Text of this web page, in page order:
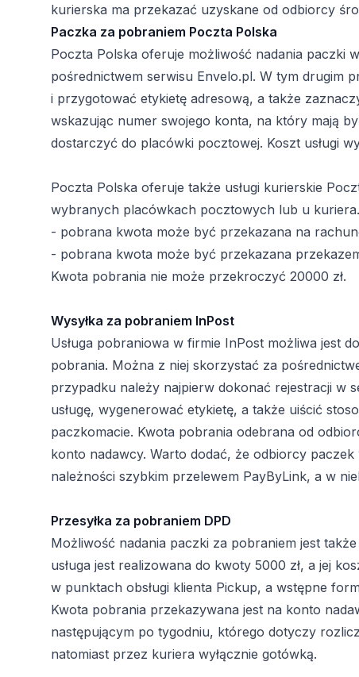
kurierska ma przekazać uzyskane od odbiorcy
Paczka za pobraniem Poczta Polska
Poczta Polska oferuje możliwość nadania paczki
pośrednictwem serwisu Envelo.pl. W tym drugim
i przygotować etykietę adresową, a także
wskazując numer swojego konta, na który mają
dostarczyć do placówki pocztowej. Koszt usługi
Poczta Polska oferuje także usługi kurierskie
wybranych placówkach pocztowych lub u
- pobrana kwota może być przekazana na
- pobrana kwota może być przekazana
Kwota pobrania nie może przekroczyć 20000 zł.
Wysyłka za pobraniem InPost
Usługa pobraniowa w firmie InPost możliwa jest
pobrania. Można z niej skorzystać za
przypadku należy najpierw dokonać rejestracji w
usługę, wygenerować etykietę, a także uiścić
paczkomacie. Kwota pobrania odebrana od
konto nadawcy. Warto dodać, że odbiorcy
należności szybkim przelewem PayByLink, a w
Przesyłka za pobraniem DPD
Możliwość nadania paczki za pobraniem jest
usługa jest realizowana do kwoty 5000 zł, a jej
w punktach obsługi klienta Pickup, a wstępne
Kwota pobrania przekazywana jest na konto
następującym po tygodniu, którego dotyczy
natomiast przez kuriera wyłącznie gotówką.